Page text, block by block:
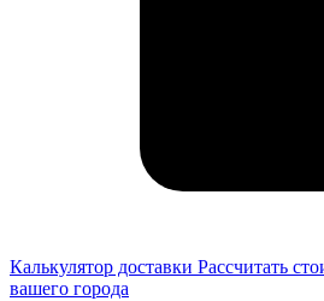
Калькулятор доставки Рассчитать
вашего города